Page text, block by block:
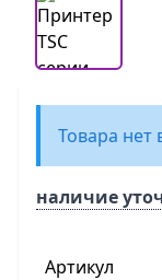
Артикул
Товара нет
наличие